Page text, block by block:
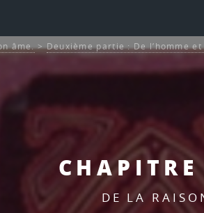
DE LA
âme.>Deuxième partie : De l’homme